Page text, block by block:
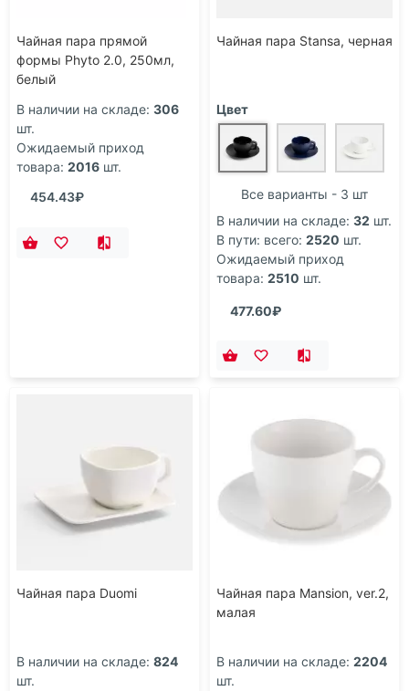
Чайная пара прямой
формы Phyto 2.0, 250мл,
белый
В наличии на складе: 306
шт.
Ожидаемый приход
товара: 2016 шт.
454.43₽
Чайная пара Stansa, черная
Цвет
Все варианты - 3 шт
В наличии на складе: 32 шт.
В пути: всего: 2520 шт.
Ожидаемый приход
товара: 2510 шт.
477.60₽
Чайная пара Duomi
В наличии на складе: 824
шт.
Чайная пара Mansion, ver.2,
малая
В наличии на складе: 2204
шт.